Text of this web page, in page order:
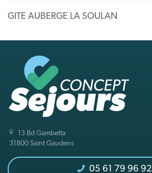
GITE AUBERGE LA SOULAN
13 Bd Gambetta
31800 Saint Gaudens
05 61 79 96 92